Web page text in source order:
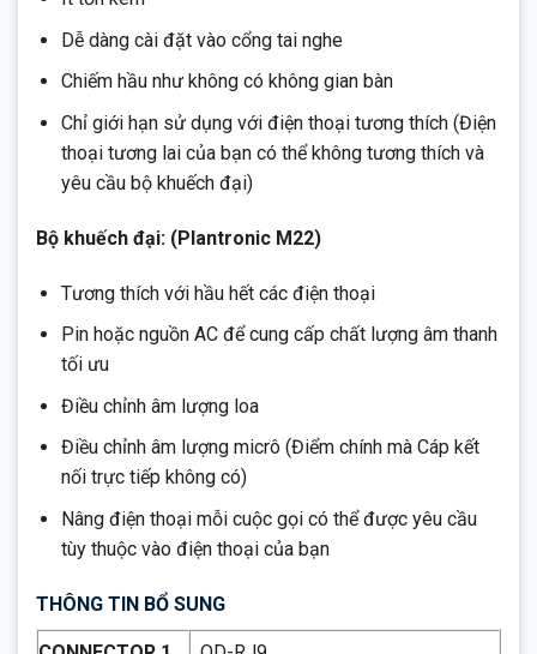
Dễ dàng cài đặt vào cổng tai nghe
Chiếm hầu như không có không gian bàn
Chỉ giới hạn sử dụng với điện thoại tương thích (Điện
thoại tương lai của bạn có thể không tương thích và
yêu cầu bộ khuếch đại)
Bộ khuếch đại: (Plantronic M22)
Tương thích với hầu hết các điện thoại
Pin hoặc nguồn AC để cung cấp chất lượng âm thanh
tối ưu
Điều chỉnh âm lượng loa
Điều chỉnh âm lượng micrô (Điểm chính mà Cáp kết
nối trực tiếp không có)
Nâng điện thoại mỗi cuộc gọi có thể được yêu cầu
tùy thuộc vào điện thoại của bạn
THÔNG TIN BỔ SUNG